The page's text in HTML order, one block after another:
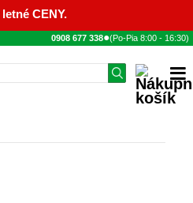
CENY.
0908 677 338●(Po-Pia 8:00 - 16:30)